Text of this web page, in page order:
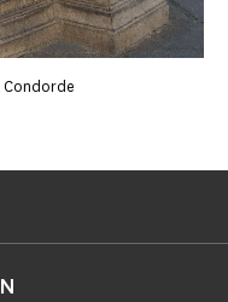
Condorde